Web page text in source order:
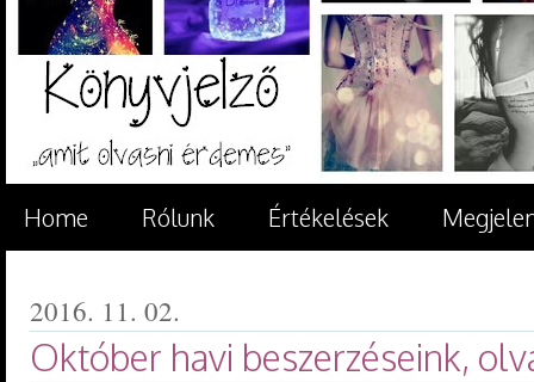
Home Rólunk Értékelések
2016. 11. 02.
Október havi beszerzéseink,